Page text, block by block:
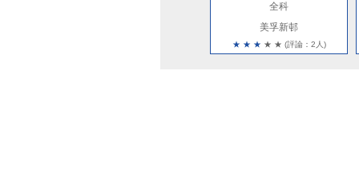
全科
美孚新邨
★ ★ ★ ★ ★ (評論：2人)